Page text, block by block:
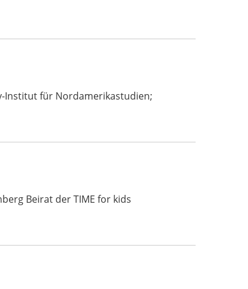
Institut für Nordamerikastudien;
Beirat der TIME for kids